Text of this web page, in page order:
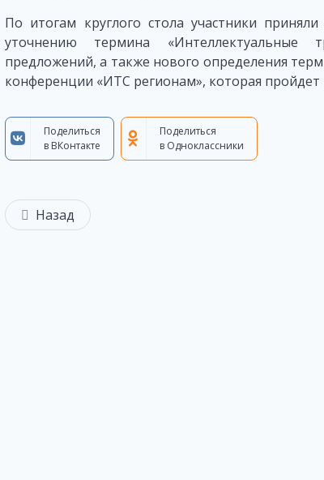
По итогам круглого стола участники
уточнению термина «Интеллектуальные
предложений, а также нового определения
конференции «ИТС регионам», которая пройдет
Поделиться
в ВКонтакте
Поделиться
в Одноклассники
Назад